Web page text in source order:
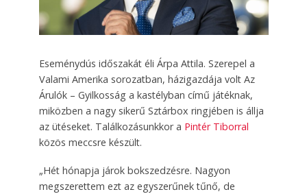
Eseménydús időszakát éli Árpa Attila. Szerepel a
Valami Amerika sorozatban, házigazdája volt Az
Árulók – Gyilkosság a kastélyban című játéknak,
miközben a nagy sikerű Sztárbox ringjében is állja
az ütéseket. Találkozásunkkor a Pintér Tiborral
közös meccsre készült.
„Hét hónapja járok bokszedzésre. Nagyon
megszerettem ezt az egyszerűnek tűnő, de